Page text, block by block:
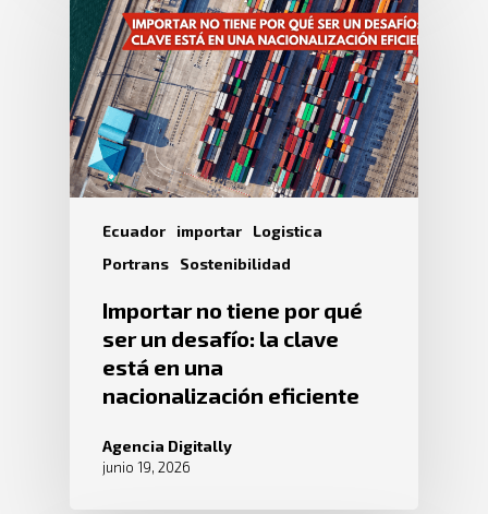
Ecuador importar
Logistica
Portrans
Sostenibilidad
Importar no tiene por qué
ser un desafío: la clave
está en una
nacionalización eficiente
Agencia Digitally
junio 19, 2026